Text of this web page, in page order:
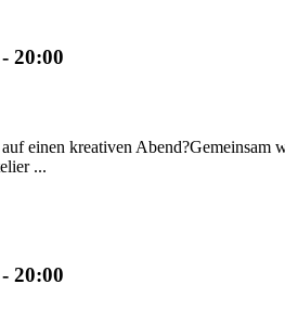
20:00
einen kreativen
...
20:00